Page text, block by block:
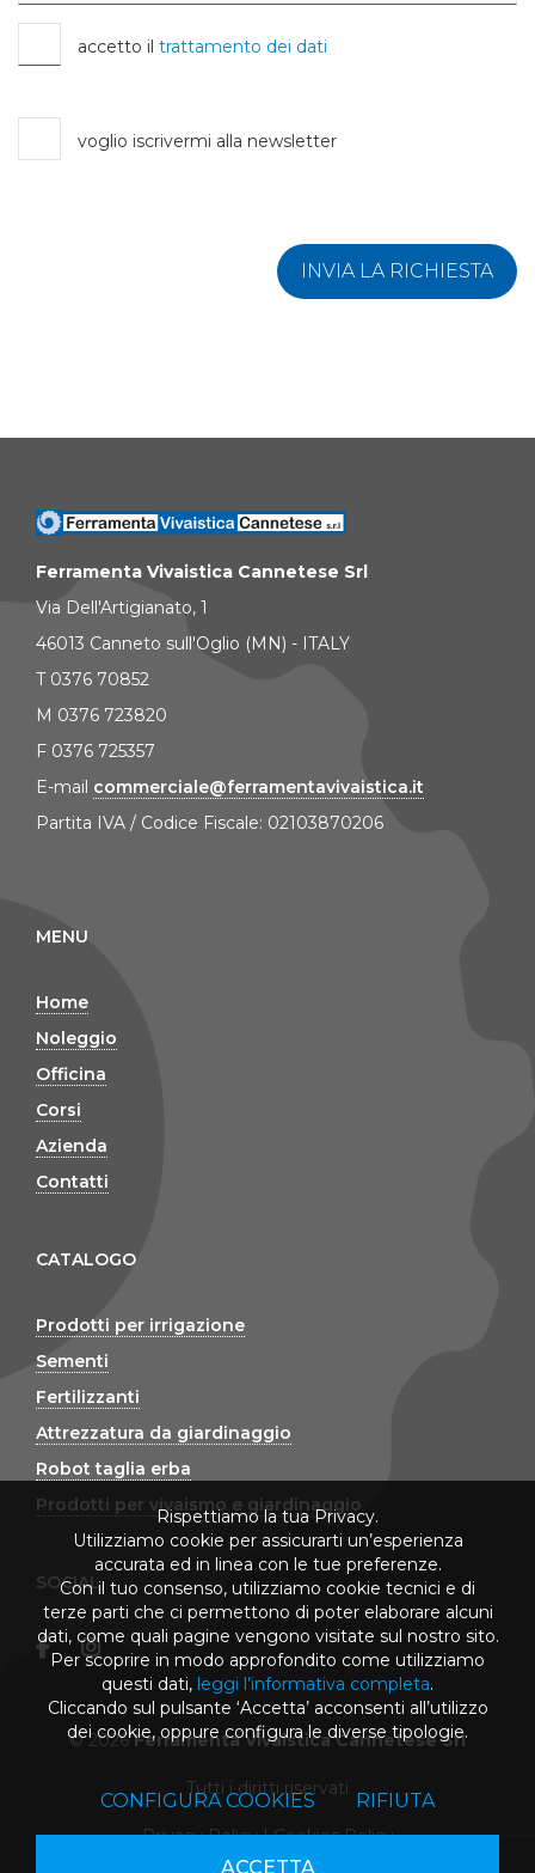
accetto il trattamento dei dati
voglio iscrivermi alla newsletter
INVIA LA RICHIESTA
Ferramenta Vivaistica Cannetese Srl
Via Dell'Artigianato, 1
46013 Canneto sull'Oglio (MN) - ITALY
T 0376 70852
M 0376 723820
F 0376 725357
E-mail commerciale@ferramentavivaistica.it
Partita IVA / Codice Fiscale: 02103870206
MENU
Home
Noleggio
Officina
Corsi
Azienda
Contatti
CATALOGO
Prodotti per irrigazione
Sementi
Fertilizzanti
Attrezzatura da giardinaggio
Robot taglia erba
Prodotti per vivaismo e giardinaggio
SOCIAL
© 2026Ferramenta Vivaistica Cannetese Srl
Tutti i diritti riservati
Privacy Policy|Cookies Policy
Rispettiamo la tua Privacy.
Utilizziamo cookie per assicurarti un’esperienza
accurata ed in linea con le tue preferenze.
Con il tuo consenso, utilizziamo cookie tecnici e di
terze parti che ci permettono di poter elaborare alcuni
dati, come quali pagine vengono visitate sul nostro sito.
Per scoprire in modo approfondito come utilizziamo
questi dati, leggi l’informativa completa.
Cliccando sul pulsante ‘Accetta’ acconsenti all’utilizzo
dei cookie, oppure configura le diverse tipologie.
CONFIGURA COOKIES RIFIUTA
ACCETTA